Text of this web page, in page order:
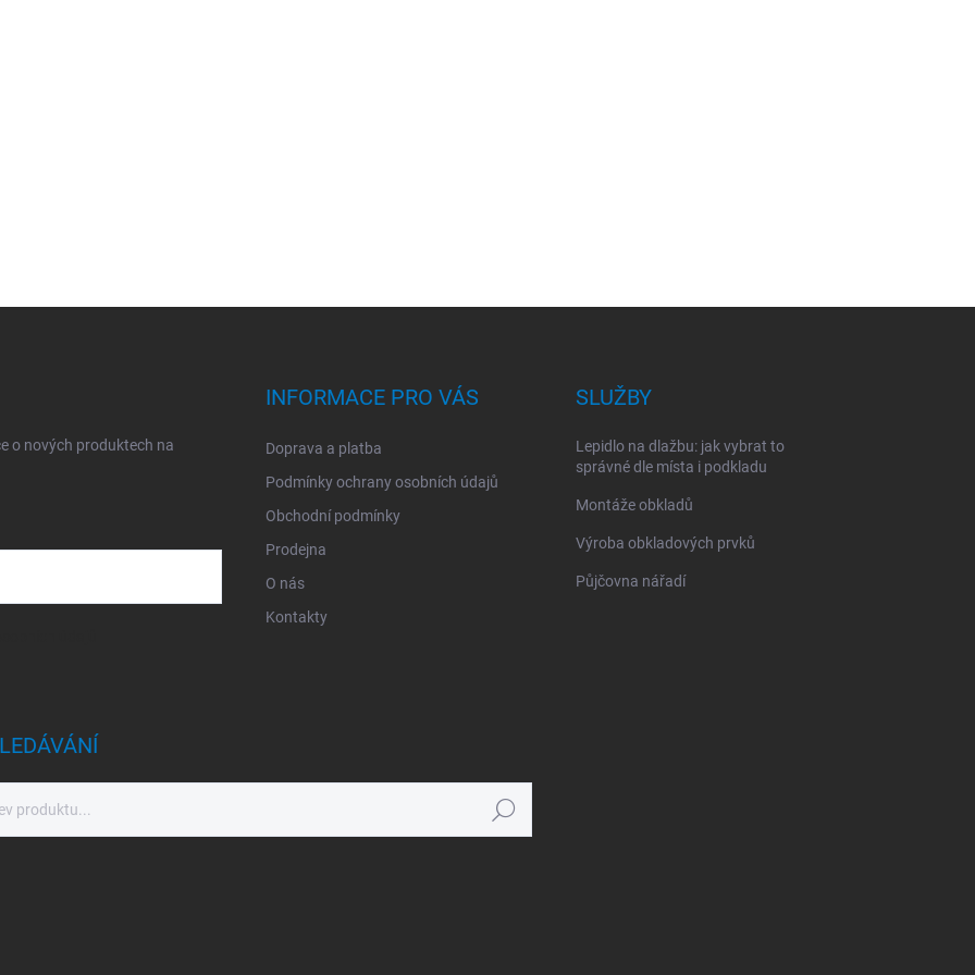
o nových produktech na
INFORMACE PRO VÁS
Doprava a platba
Podmínky ochrany osobních údajů
Obchodní podmínky
Prodejna
O nás
Kontakty
SLUŽBY
Lepidlo na dlažbu: jak vybrat to
správné dle místa i podkladu
Montáže obkladů
Výroba obkladových prvků
Půjčovna nářadí
Hledat